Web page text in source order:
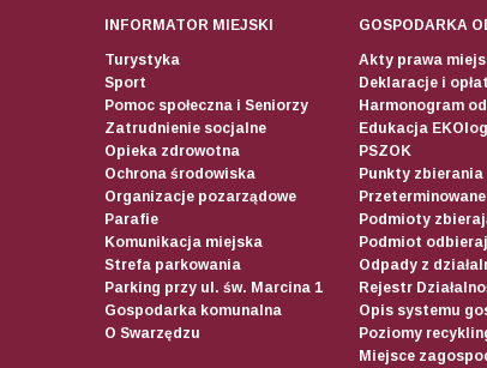
INFORMATOR MIEJSKI
Turystyka
Sport
Pomoc społeczna i Seniorzy
Zatrudnienie socjalne
Opieka zdrowotna
Ochrona środowiska
Organizacje pozarządowe
Parafie
Komunikacja miejska
Strefa parkowania
Parking przy ul. św. Marcina 1
Gospodarka komunalna
O Swarzędzu
GOSPODARKA
Akty prawa
Deklaracje i
Harmonogram
Edukacja
PSZOK
Punkty
Podmioty
Podmiot
Odpady z
Rejestr
Opis systemu
Poziomy
Miejsce